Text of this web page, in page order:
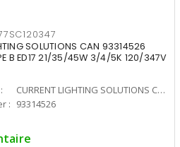
SOLUTIONS CAN 93314526
B ED17 21/35/45W 3/4/5K 120/347V
CURRENT LIGHTING SOLUTIONS CAN
: 93314526